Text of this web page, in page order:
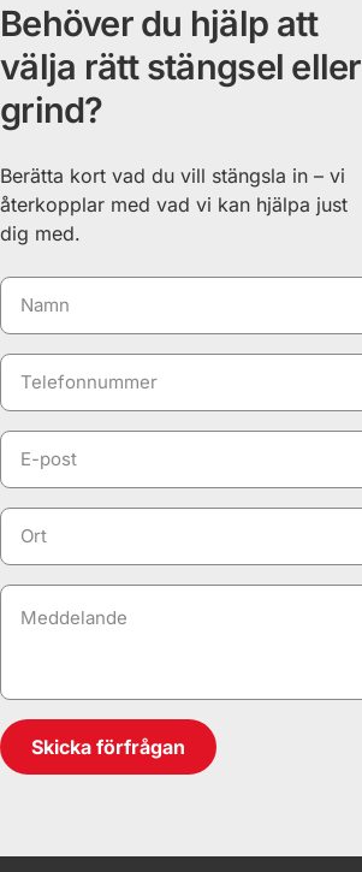
Behöver du hjälp att
välja rätt stängsel eller
grind?
Berätta kort vad du vill stängsla in – vi
återkopplar med vad vi kan hjälpa just
dig med.
Namn
Telefonnummer
Email
Untitled
Meddelande
Skicka förfrågan